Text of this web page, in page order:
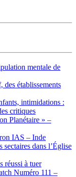
mentale de
établissements
intimidations :
critiques
Planétaire » –
IAS – Inde
dans l’Église
réussi à tuer
Numéro 111 –